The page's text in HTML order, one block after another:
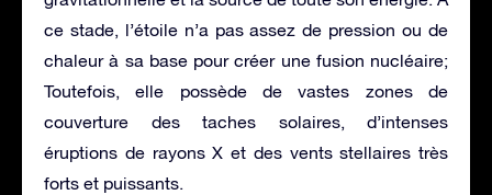
ce stade, l’étoile n’a pas assez de pression ou de
chaleur à sa base pour créer une fusion nucléaire;
Toutefois, elle possède de vastes zones de
couverture des taches solaires, d’intenses
éruptions de rayons X et des vents stellaires très
forts et puissants.